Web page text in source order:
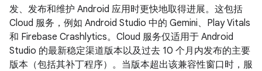
发、发布和维护 Android 应用时更快地取得进展。这包括
Cloud 服务，例如 Android Studio 中的 Gemini、Play Vitals
和 Firebase Crashlytics。Cloud 服务仅适用于 Android
Studio 的最新稳定渠道版本以及过去 10 个月内发布的主要
版本（包括其补丁程序）。当版本超出该兼容性窗口时，服